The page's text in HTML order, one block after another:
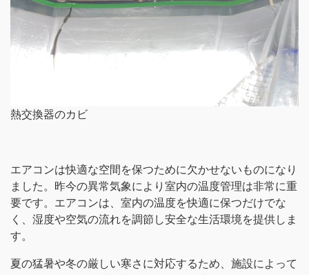
熱交換器のカビ
エアコンは快適な空間を保つために欠かせないものになり
ました。昨今の異常気象により室内の温度管理は非常に重
要です。エアコンは、室内の温度を快適に保つだけでな
く、湿度や空気の流れを調節し安全な生活環境を提供しま
す。
夏の猛暑や冬の厳しい寒さに対応するため、施設によって